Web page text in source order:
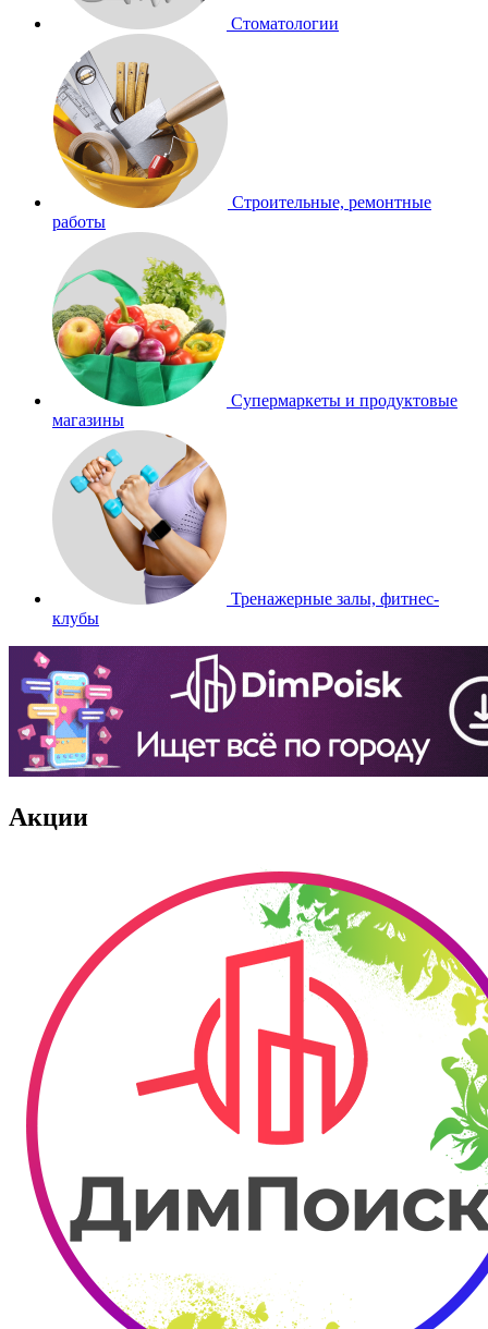
Стоматологии
Строительные, ремонтные
работы
Супермаркеты и продуктовые
магазины
Тренажерные залы, фитнес-
клубы
Акции